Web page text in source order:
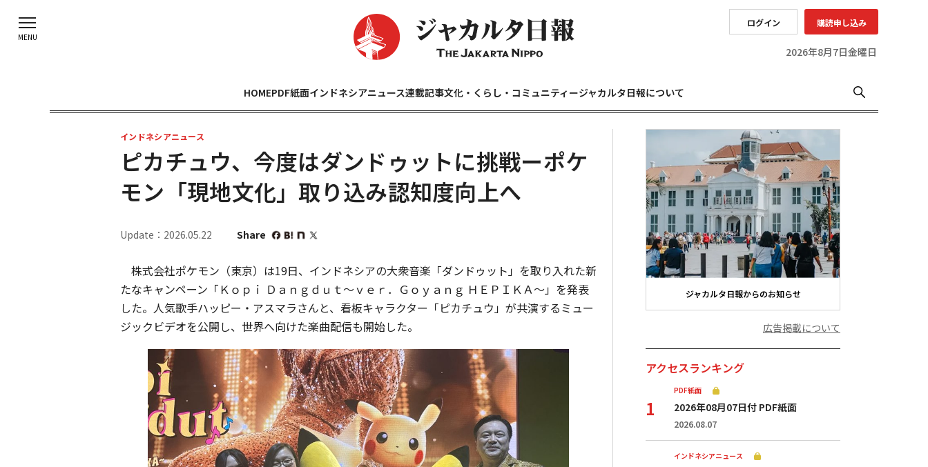
ログイン 購読申し込み
2026年8月7日金曜日
HOMEPDF紙面インドネシアニュース連載記事文化・くらし・コミュニティージャカルタ日報について
インドネシアニュース
ピカチュウ、今度はダンドゥットに挑戦ーポケ
モン「現地文化」取り込み認知度向上へ
Update：2026.05.22 Share
株式会社ポケモン（東京）は19日、インドネシアの大衆音楽「ダンドゥット」を取り入れた新
たなキャンペーン「Ｋｏｐｉ Ｄａｎｇｄｕｔ～ｖｅｒ．Ｇｏｙａｎｇ ＨＥＰＩＫＡ～」を発表
した。人気歌手ハッピー・アスマラさんと、看板キャラクター「ピカチュウ」が共演するミュー
ジックビデオを公開し、世界へ向けた楽曲配信も開始した。
ジャカルタ日報からのお知らせ
広告掲載について
アクセスランキング
PDF紙面
2026年08月07日付 PDF紙面
2026.08.07
インドネシアニュース